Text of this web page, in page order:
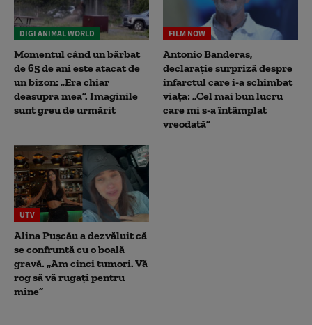
DIGI ANIMAL WORLD
Momentul când un bărbat
de 65 de ani este atacat de
un bizon: „Era chiar
deasupra mea”. Imaginile
sunt greu de urmărit
FILM NOW
Antonio Banderas,
declarație surpriză despre
infarctul care i-a schimbat
viața: „Cel mai bun lucru
care mi s-a întâmplat
vreodată”
UTV
Alina Pușcău a dezvăluit că
se confruntă cu o boală
gravă. „Am cinci tumori. Vă
rog să vă rugați pentru
mine”